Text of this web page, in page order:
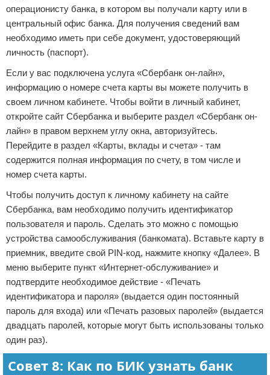
операционисту банка, в котором вы получали карту или в
центральный офис банка. Для получения сведений вам
необходимо иметь при себе документ, удостоверяющий
личность (паспорт).
Если у вас подключена услуга «Сбербанк он-лайн»,
информацию о номере счета карты вы можете получить в
своем личном кабинете. Чтобы войти в личный кабинет,
откройте сайт Сбербанка и выберите раздел «Сбербанк он-
лайн» в правом верхнем углу окна, авторизуйтесь.
Перейдите в раздел «Карты, вклады и счета» - там
содержится полная информация по счету, в том числе и
номер счета карты.
Чтобы получить доступ к личному кабинету на сайте
Сбербанка, вам необходимо получить идентификатор
пользователя и пароль. Сделать это можно с помощью
устройства самообслуживания (банкомата). Вставьте карту в
приемник, введите свой PIN-код, нажмите кнопку «Далее». В
меню выберите пункт «Интернет-обслуживание» и
подтвердите необходимое действие - «Печать
идентификатора и пароля» (выдается один постоянный
пароль для входа) или «Печать разовых паролей» (выдается
двадцать паролей, которые могут быть использованы только
один раз).
Совет 8: Как по БИК узнать банк